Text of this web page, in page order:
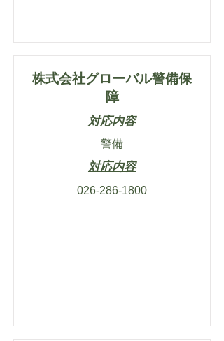
株式会社グローバル警備保
障
対応内容
警備
対応内容
026-286-1800